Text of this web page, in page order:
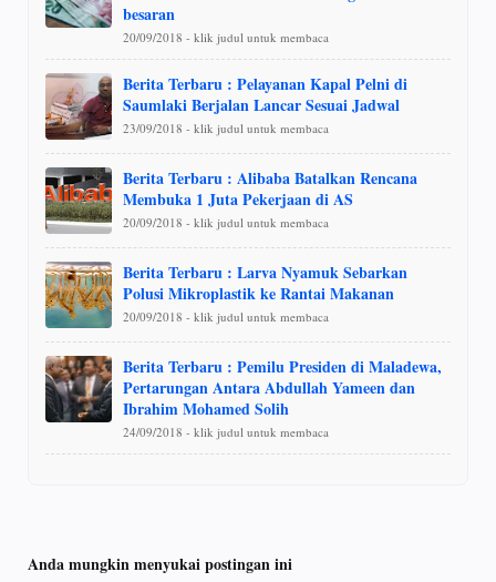
besaran
20/09/2018 - klik judul untuk membaca
Berita Terbaru : Pelayanan Kapal Pelni di
Saumlaki Berjalan Lancar Sesuai Jadwal
23/09/2018 - klik judul untuk membaca
Berita Terbaru : Alibaba Batalkan Rencana
Membuka 1 Juta Pekerjaan di AS
20/09/2018 - klik judul untuk membaca
Berita Terbaru : Larva Nyamuk Sebarkan
Polusi Mikroplastik ke Rantai Makanan
20/09/2018 - klik judul untuk membaca
Berita Terbaru : Pemilu Presiden di Maladewa,
Pertarungan Antara Abdullah Yameen dan
Ibrahim Mohamed Solih
24/09/2018 - klik judul untuk membaca
Anda mungkin menyukai postingan ini